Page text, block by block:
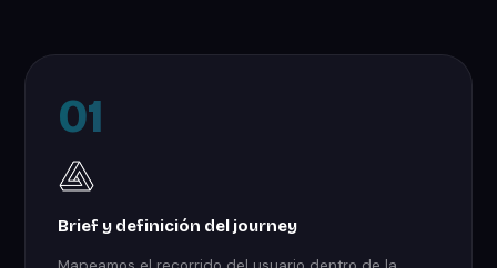
01
Brief y definición del journey